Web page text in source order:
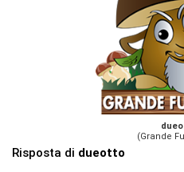
(Grande
Risposta di dueotto